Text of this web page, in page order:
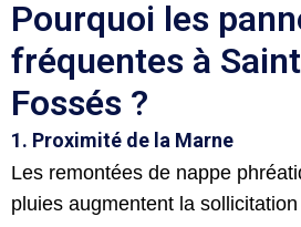
Pourquoi les
fréquentes à
Fossés ?
1. Proximité de la Marne
Les remontées de nappe
pluies augmentent la